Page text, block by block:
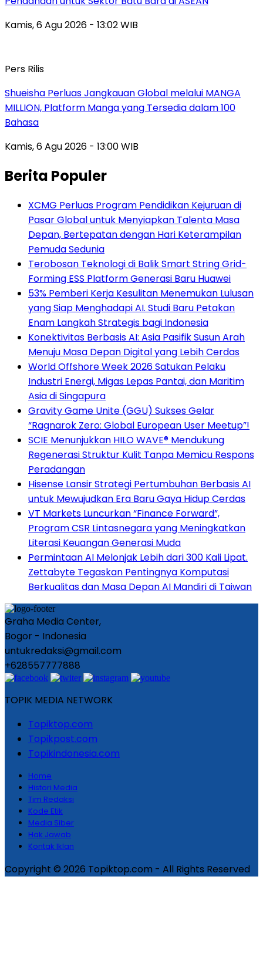
Kamis, 6 Agu 2026 - 13:02 WIB
Pers Rilis
Shueisha Perluas Jangkauan Global melalui MANGA
MILLION, Platform Manga yang Tersedia dalam 100
Bahasa
Kamis, 6 Agu 2026 - 13:00 WIB
Berita Populer
XCMG Perluas Program Pendidikan Kejuruan di
Pasar Global untuk Menyiapkan Talenta Masa
Depan, Bertepatan dengan Hari Keterampilan
Pemuda Sedunia
Terobosan Teknologi di Balik Smart String Grid-
Forming ESS Platform Generasi Baru Huawei
53% Pemberi Kerja Kesulitan Menemukan Lulusan
yang Siap Menghadapi AI. Studi Baru Petakan
Enam Langkah Strategis bagi Indonesia
Konektivitas Berbasis AI: Asia Pasifik Susun Arah
Menuju Masa Depan Digital yang Lebih Cerdas
World Offshore Week 2026 Satukan Pelaku
Industri Energi, Migas Lepas Pantai, dan Maritim
Asia di Singapura
Gravity Game Unite (GGU) Sukses Gelar
“Ragnarok Zero: Global European User Meetup”!
SCIE Menunjukkan HILO WAVE® Mendukung
Regenerasi Struktur Kulit Tanpa Memicu Respons
Peradangan
Hisense Lansir Strategi Pertumbuhan Berbasis AI
untuk Mewujudkan Era Baru Gaya Hidup Cerdas
VT Markets Luncurkan “Finance Forward”,
Program CSR Lintasnegara yang Meningkatkan
Literasi Keuangan Generasi Muda
Permintaan AI Melonjak Lebih dari 300 Kali Lipat.
Zettabyte Tegaskan Pentingnya Komputasi
Berkualitas dan Masa Depan AI Mandiri di Taiwan
Graha Media Center,
Bogor - Indonesia
untukredaksi@gmail.com
+628557777888
TOPIK MEDIA NETWORK
Topiktop.com
Topikpost.com
Topikindonesia.com
Home
Histori Media
Tim Redaksi
Kode Etik
Media Siber
Hak Jawab
Kontak Iklan
Copyright © 2026 Topiktop.com - All Rights Reserved